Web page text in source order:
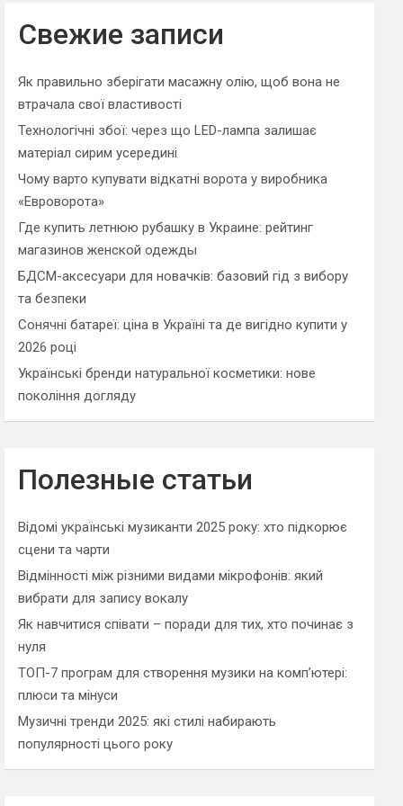
c
h
Свежие записи
Як правильно зберігати масажну олію, щоб вона не
втрачала свої властивості
Технологічні збої: через що LED-лампа залишає
матеріал сирим усередині
Чому варто купувати відкатні ворота у виробника
«Евроворота»
Где купить летнюю рубашку в Украине: рейтинг
магазинов женской одежды
БДСМ-аксесуари для новачків: базовий гід з вибору
та безпеки
Сонячні батареї: ціна в Україні та де вигідно купити у
2026 році
Українські бренди натуральної косметики: нове
покоління догляду
Полезные статьи
Відомі українські музиканти 2025 року: хто підкорює
сцени та чарти
Відмінності між різними видами мікрофонів: який
вибрати для запису вокалу
Як навчитися співати – поради для тих, хто починає з
нуля
ТОП-7 програм для створення музики на комп’ютері:
плюси та мінуси
Музичні тренди 2025: які стилі набирають
популярності цього року